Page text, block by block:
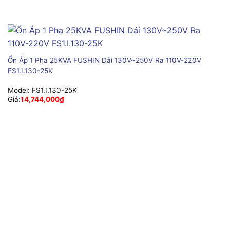
Ổn Áp 1 Pha 25KVA FUSHIN Dải 130V~250V Ra 110V-220V
FS1.I.130-25K
Model: FS1.I.130-25K
Giá:14,744,000₫